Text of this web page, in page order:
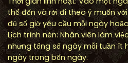
thể đến và rời đi theo ý muốn
đủ số giờ yêu cầu mỗi ngày
Lịch trình nén: Nhân viên làm
nhưng tổng số ngày mỗi tuần ít
ngày trong bốn ngày.